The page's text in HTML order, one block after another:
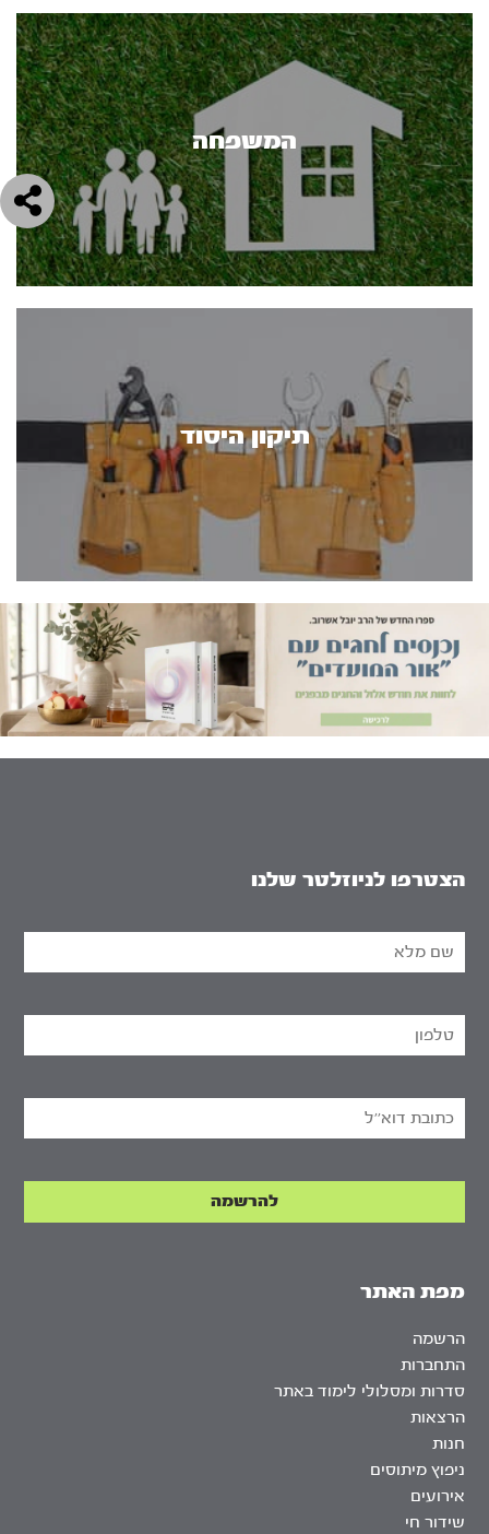
המשפחה
תיקון היסוד
מפת האתר
הרשמה
התחברות
סדרות ומסלולי לימוד באתר
הרצאות
חנות
ניפוץ מיתוסים
אירועים
שידור חי
הצטרפו לניוזלטר שלנו